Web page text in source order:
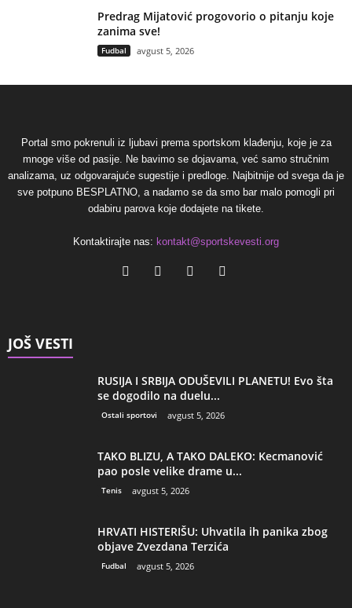
Predrag Mijatović progovorio o pitanju koje
zanima sve!
Fudbal avgust 5, 2026
Portal smo pokrenuli iz ljubavi prema sportskom klađenju, koje je za
mnoge više od pasije. Ne bavimo se dojavama, već samo stručnim
analizama, uz odgovarajuće sugestije i predloge. Najbitnije od svega da je
sve potpuno BESPLATNO, a nadamo se da smo bar malo pomogli pri
odabiru parova koje dodajete na tikete.
Kontaktirajte nas: kontakt@sportskevesti.org
JOŠ VESTI
RUSIJA I SRBIJA ODUŠEVILI PLANETU! Evo šta
se dogodilo na duelu...
Ostali sportovi avgust 5, 2026
TAKO BLIZU, A TAKO DALEKO: Kecmanović
pao posle velike drame u...
Tenis avgust 5, 2026
HRVATI HISTERIŠU: Uhvatila ih panika zbog
objave Zvezdana Terzića
Fudbal avgust 5, 2026